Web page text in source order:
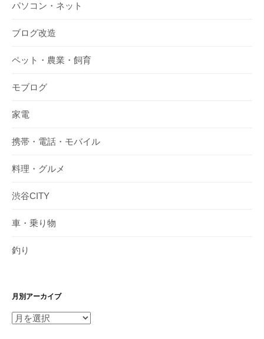
パソコン・ネット
ブログ改造
ペット・農業・飼育
モブログ
家電
携帯・電話・モバイル
料理・グルメ
渋谷CITY
車・乗り物
釣り
月別アーカイブ
月